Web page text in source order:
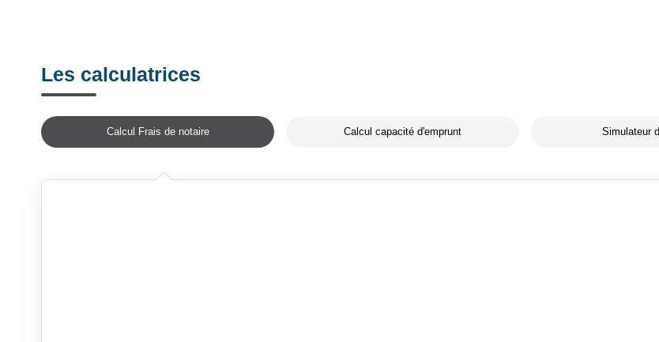
Les calculatrices
Calcul Frais de notaire Calcul capacité d'emprunt Simulateur